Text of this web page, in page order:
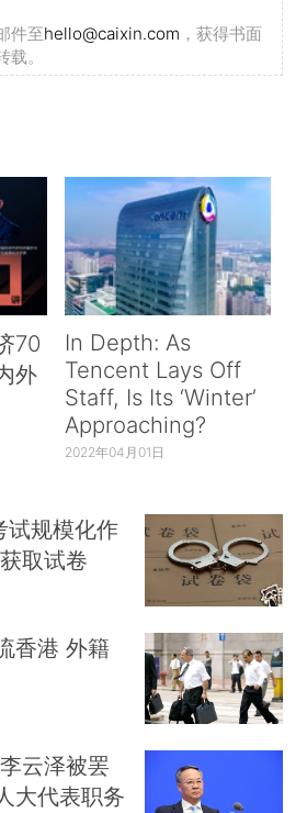
件至hello@caixin.com ，获得书面
。
70
外
In Depth: As
Tencent Lays Off
Staff, Is Its ‘Winter’
Approaching?
2022年04月01日
试规模化作
取试卷
香港 外籍
云泽被罢
大代表职务